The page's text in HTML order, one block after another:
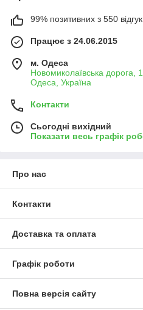
99% позитивних з 550
Працює з 24.06.2015
м. Одеса
Новомиколаївська дорога,
Одеса, Україна
Контакти
Сьогодні вихідний
Показати весь графік
Про нас
Контакти
Доставка та оплата
Графік роботи
Повна версія сайту